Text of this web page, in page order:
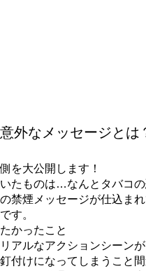
外なメッセージとは
を大公開します！
たものは…なんとタバコ
禁煙メッセージが仕込ま
す。
かったこと
アルなアクションシーン
付けになってしまうこと間